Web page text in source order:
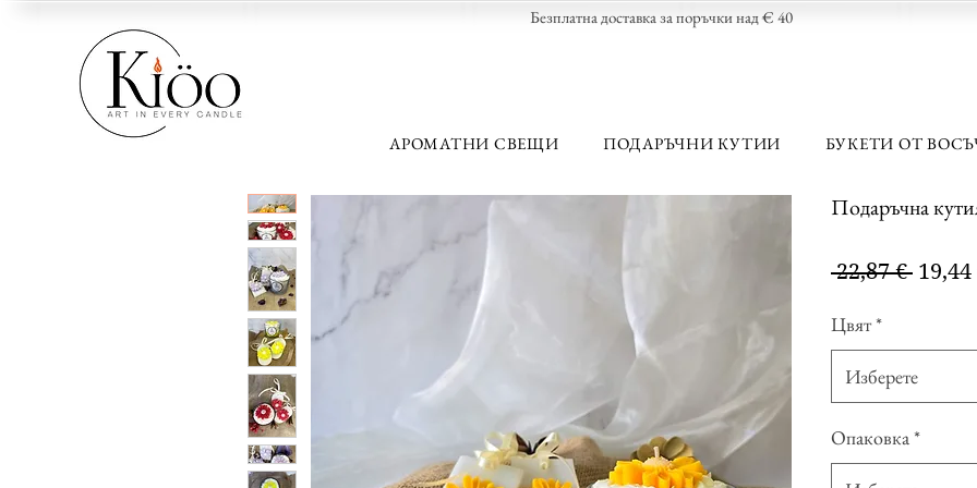
Безплатна доставка за поръчки над € 40
АРОМАТНИ СВЕЩИ ПОДАРЪЧНИ КУТИИ БУКЕТИ ОТ
Подаръчна
22,87 € 19,44
Цвят*
Изберете
Опаковка*